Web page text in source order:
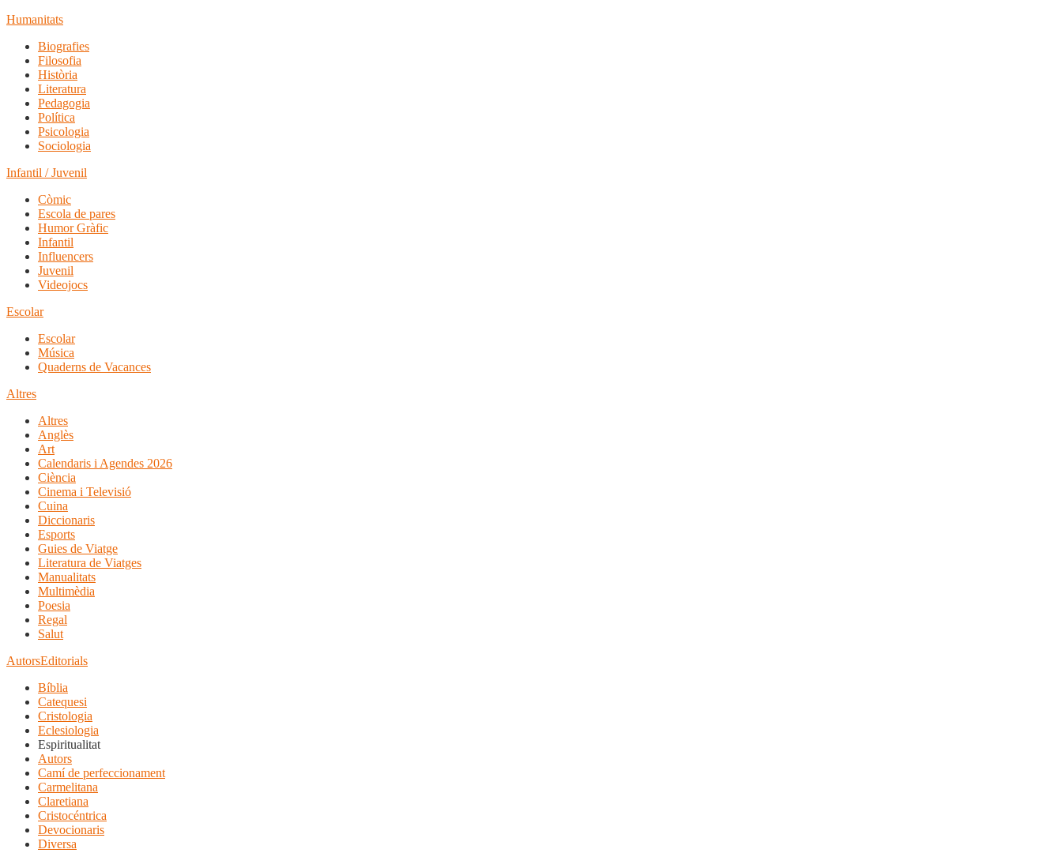
Humanitats
Biografies
Filosofia
Història
Literatura
Pedagogia
Política
Psicologia
Sociologia
Infantil / Juvenil
Còmic
Escola de pares
Humor Gràfic
Infantil
Influencers
Juvenil
Videojocs
Escolar
Escolar
Música
Quaderns de Vacances
Altres
Altres
Anglès
Art
Calendaris i Agendes 2026
Ciència
Cinema i Televisió
Cuina
Diccionaris
Esports
Guies de Viatge
Literatura de Viatges
Manualitats
Multimèdia
Poesia
Regal
Salut
AutorsEditorials
Bíblia
Catequesi
Cristologia
Eclesiologia
Espiritualitat
Autors
Camí de perfeccionament
Carmelitana
Claretiana
Cristocéntrica
Devocionaris
Diversa